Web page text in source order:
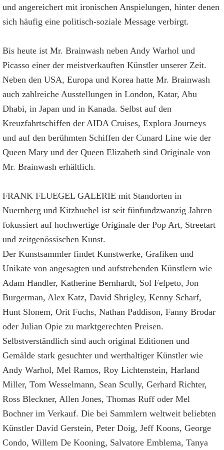
und angereichert mit ironischen Anspielungen, hinter denen
sich häufig eine politisch-soziale Message verbirgt.
Bis heute ist Mr. Brainwash neben Andy Warhol und
Picasso einer der meistverkauften Künstler unserer Zeit.
Neben den USA, Europa und Korea hatte Mr. Brainwash
auch zahlreiche Ausstellungen in London, Katar, Abu
Dhabi, in Japan und in Kanada. Selbst auf den
Kreuzfahrtschiffen der AIDA Cruises, Explora Journeys
und auf den berühmten Schiffen der Cunard Line wie der
Queen Mary und der Queen Elizabeth sind Originale von
Mr. Brainwash erhältlich.
FRANK FLUEGEL GALERIE mit Standorten in
Nuernberg und Kitzbuehel ist seit fünfundzwanzig Jahren
fokussiert auf hochwertige Originale der Pop Art, Streetart
und zeitgenössischen Kunst.
Der Kunstsammler findet Kunstwerke, Grafiken und
Unikate von angesagten und aufstrebenden Künstlern wie
Adam Handler, Katherine Bernhardt, Sol Felpeto, Jon
Burgerman, Alex Katz, David Shrigley, Kenny Scharf,
Hunt Slonem, Orit Fuchs, Nathan Paddison, Fanny Brodar
oder Julian Opie zu marktgerechten Preisen.
Selbstverständlich sind auch original Editionen und
Gemälde stark gesuchter und werthaltiger Künstler wie
Andy Warhol, Mel Ramos, Roy Lichtenstein, Harland
Miller, Tom Wesselmann, Sean Scully, Gerhard Richter,
Ross Bleckner, Allen Jones, Thomas Ruff oder Mel
Bochner im Verkauf. Die bei Sammlern weltweit beliebten
Künstler David Gerstein, Peter Doig, Jeff Koons, George
Condo, Willem De Kooning, Salvatore Emblema, Tanya